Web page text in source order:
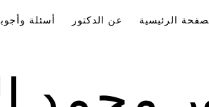
الرئيسية عن الدكتور أسئلة